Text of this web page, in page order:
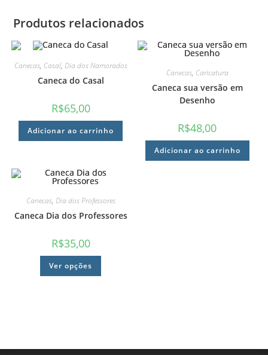
Produtos relacionados
Canecas, Casal, Dia dos Namorados
Caneca do Casal
R$65,00
Adicionar ao carrinho
Canecas, Caricatura
Caneca sua versão em
Desenho
R$48,00
Adicionar ao carrinho
Canecas, Dia dos Professores
Caneca Dia dos Professores
R$35,00
Ver opções